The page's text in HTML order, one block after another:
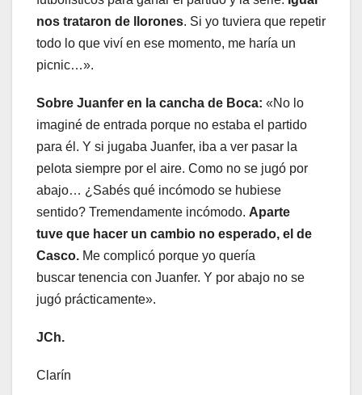
nos trataron de llorones. Si yo tuviera que repetir
todo lo que viví en ese momento, me haría un
picnic…».
Sobre Juanfer en la cancha de Boca: «No lo
imaginé de entrada porque no estaba el partido
para él. Y si jugaba Juanfer, iba a ver pasar la
pelota siempre por el aire. Como no se jugó por
abajo… ¿Sabés qué incómodo se hubiese
sentido? Tremendamente incómodo. Aparte
tuve que hacer un cambio no esperado, el de
Casco. Me complicó porque yo quería
buscar tenencia con Juanfer. Y por abajo no se
jugó prácticamente».
JCh.
Clarín